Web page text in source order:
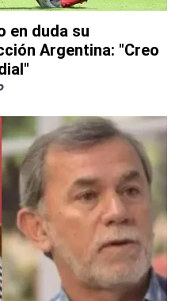
en duda su
Argentina: "Creo